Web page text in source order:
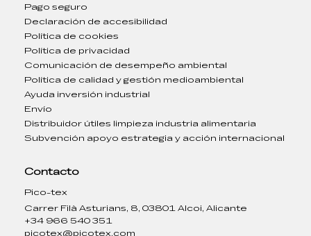
Pago seguro
Declaración de accesibilidad
Política de cookies
Política de privacidad
Comunicación de desempeño ambiental
Política de calidad y gestión medioambiental
Ayuda inversión industrial
Envío
Distribuidor útiles limpieza industria alimentaria
Subvención apoyo estrategia y acción internacional
Contacto
Pico-tex
Carrer Filà Asturians, 8, 03801 Alcoi, Alicante
+34 966 540 351
picotex@picotex.com